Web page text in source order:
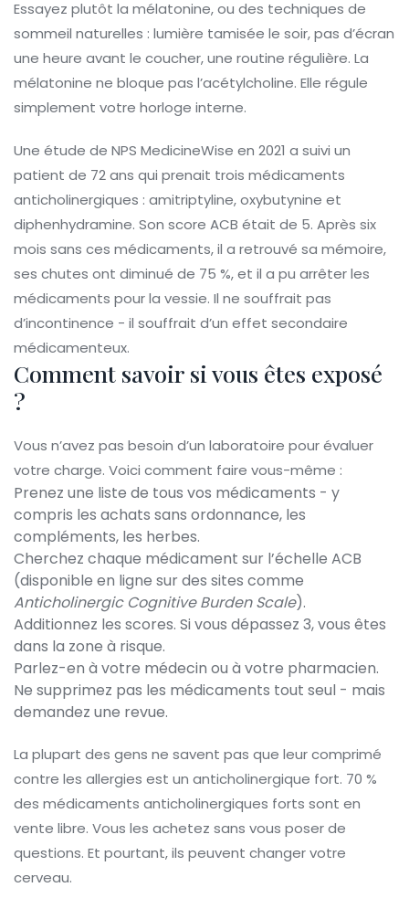
Essayez plutôt la mélatonine, ou des techniques de
sommeil naturelles : lumière tamisée le soir, pas d’écran
une heure avant le coucher, une routine régulière. La
mélatonine ne bloque pas l’acétylcholine. Elle régule
simplement votre horloge interne.
Une étude de NPS MedicineWise en 2021 a suivi un
patient de 72 ans qui prenait trois médicaments
anticholinergiques : amitriptyline, oxybutynine et
diphenhydramine. Son score ACB était de 5. Après six
mois sans ces médicaments, il a retrouvé sa mémoire,
ses chutes ont diminué de 75 %, et il a pu arrêter les
médicaments pour la vessie. Il ne souffrait pas
d’incontinence - il souffrait d’un effet secondaire
médicamenteux.
Comment savoir si vous êtes exposé
?
Vous n’avez pas besoin d’un laboratoire pour évaluer
votre charge. Voici comment faire vous-même :
Prenez une liste de tous vos médicaments - y
compris les achats sans ordonnance, les
compléments, les herbes.
Cherchez chaque médicament sur l’échelle ACB
(disponible en ligne sur des sites comme
Anticholinergic Cognitive Burden Scale).
Additionnez les scores. Si vous dépassez 3, vous êtes
dans la zone à risque.
Parlez-en à votre médecin ou à votre pharmacien.
Ne supprimez pas les médicaments tout seul - mais
demandez une revue.
La plupart des gens ne savent pas que leur comprimé
contre les allergies est un anticholinergique fort. 70 %
des médicaments anticholinergiques forts sont en
vente libre. Vous les achetez sans vous poser de
questions. Et pourtant, ils peuvent changer votre
cerveau.